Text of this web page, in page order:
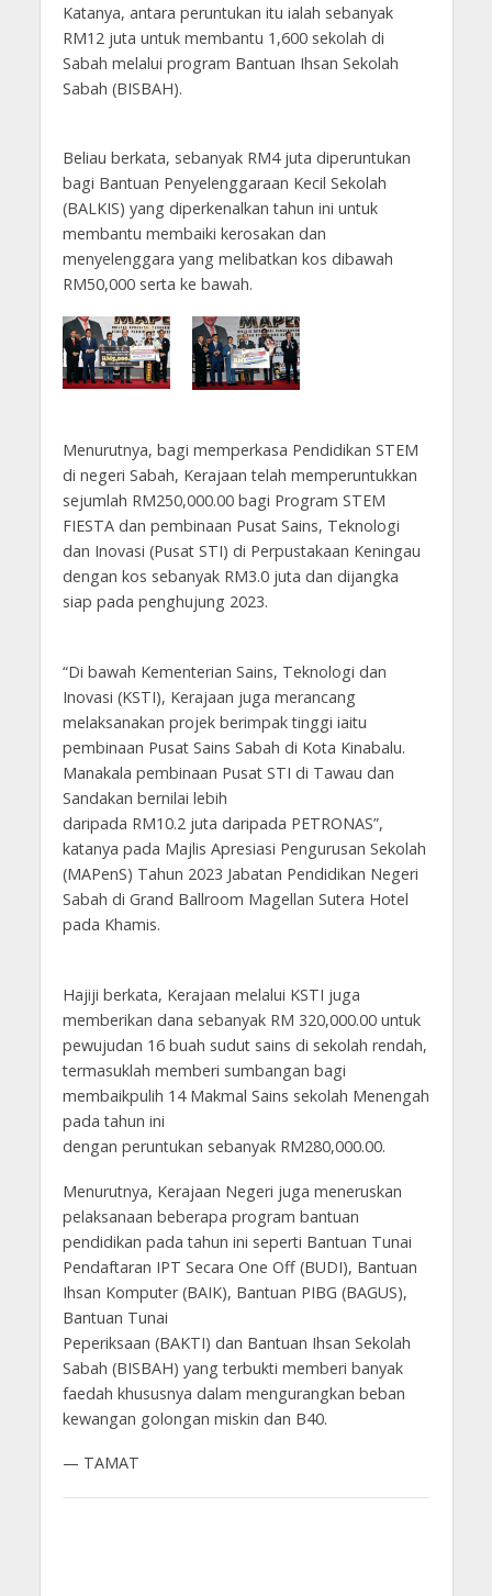
Katanya, antara peruntukan itu ialah sebanyak
RM12 juta untuk membantu 1,600 sekolah di
Sabah melalui program Bantuan Ihsan Sekolah
Sabah (BISBAH).
Beliau berkata, sebanyak RM4 juta diperuntukan
bagi Bantuan Penyelenggaraan Kecil Sekolah
(BALKIS) yang diperkenalkan tahun ini untuk
membantu membaiki kerosakan dan
menyelenggara yang melibatkan kos dibawah
RM50,000 serta ke bawah.
Menurutnya, bagi memperkasa Pendidikan STEM
di negeri Sabah, Kerajaan telah memperuntukkan
sejumlah RM250,000.00 bagi Program STEM
FIESTA dan pembinaan Pusat Sains, Teknologi
dan Inovasi (Pusat STI) di Perpustakaan Keningau
dengan kos sebanyak RM3.0 juta dan dijangka
siap pada penghujung 2023.
“Di bawah Kementerian Sains, Teknologi dan
Inovasi (KSTI), Kerajaan juga merancang
melaksanakan projek berimpak tinggi iaitu
pembinaan Pusat Sains Sabah di Kota Kinabalu.
Manakala pembinaan Pusat STI di Tawau dan
Sandakan bernilai lebih
daripada RM10.2 juta daripada PETRONAS”,
katanya pada Majlis Apresiasi Pengurusan Sekolah
(MAPenS) Tahun 2023 Jabatan Pendidikan Negeri
Sabah di Grand Ballroom Magellan Sutera Hotel
pada Khamis.
Hajiji berkata, Kerajaan melalui KSTI juga
memberikan dana sebanyak RM 320,000.00 untuk
pewujudan 16 buah sudut sains di sekolah rendah,
termasuklah memberi sumbangan bagi
membaikpulih 14 Makmal Sains sekolah Menengah
pada tahun ini
dengan peruntukan sebanyak RM280,000.00.
Menurutnya, Kerajaan Negeri juga meneruskan
pelaksanaan beberapa program bantuan
pendidikan pada tahun ini seperti Bantuan Tunai
Pendaftaran IPT Secara One Off (BUDI), Bantuan
Ihsan Komputer (BAIK), Bantuan PIBG (BAGUS),
Bantuan Tunai
Peperiksaan (BAKTI) dan Bantuan Ihsan Sekolah
Sabah (BISBAH) yang terbukti memberi banyak
faedah khususnya dalam mengurangkan beban
kewangan golongan miskin dan B40.
— TAMAT